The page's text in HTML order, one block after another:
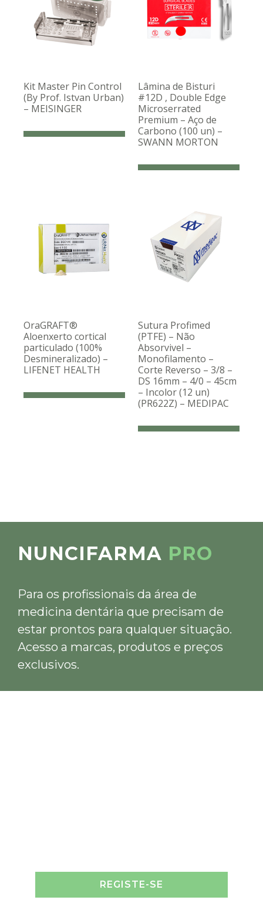
Kit Master Pin Control
(By Prof. Istvan Urban)
– MEISINGER
Lâmina de Bisturi
#12D , Double Edge
Microserrated
Premium – Aço de
Carbono (100 un) –
SWANN MORTON
OraGRAFT®
Aloenxerto cortical
particulado (100%
Desmineralizado) –
LIFENET HEALTH
Sutura Profimed
(PTFE) – Não
Absorvivel –
Monofilamento –
Corte Reverso – 3/8 –
DS 16mm – 4/0 – 45cm
– Incolor (12 un)
(PR622Z) – MEDIPAC
NUNCIFARMA PRO
Para os profissionais da área de
medicina dentária que precisam de
estar prontos para qualquer situação.
Acesso a marcas, produtos e preços
exclusivos.
REGISTE-SE